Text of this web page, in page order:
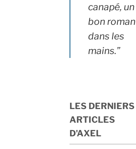
canapé, un
bon roman
dans les
mains.”
LES DERNIERS
ARTICLES
D'AXEL